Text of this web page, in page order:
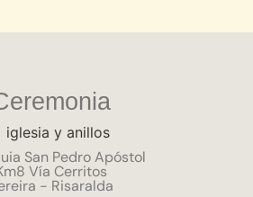
San Pedro Apóstol
Vía Cerritos
- Risaralda